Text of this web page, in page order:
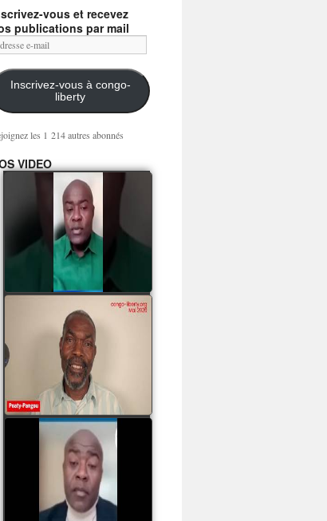
vous et recevez
publications par mail
Inscrivez-vous à congo-
liberty
les 1 214 autres abonnés
VIDEO
Mingwa BIANGO : Ni
les mercenaires russes,
ni la garde présidentielle
ne mourront pour
Sassou Denis
watch video
POATY PANGOU
parle de la coquille vide
Collinet Makosso, des
assassinats des jeunes
par Serge OBOA
watch video
Sassou Nguesso est
revenu au pouvoir par
les armes, il ne quittera
le pouvoir que par la
force
watch video